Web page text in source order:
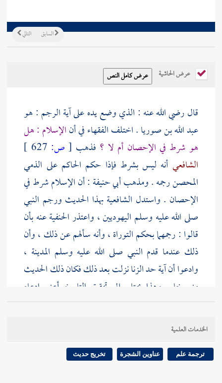
التالي السابق
عرض الحاشية
قال رضي الله عنه : الذي وضع يده على آية الرجم : هو
عبد الله بن صوريا. اختلف الفقهاء في أنالإسلام : هل
هو شرط في الإحصان أم لا ؟ فذهب [ ص:
الشافعي أنه ليس بشرط فإذا حكم الحاكم على الذمي
المحصن رجمه . ومذهبأبي حنيفة : أن الإسلام شرط في
الإحصان . واستدل الشافعية بهذا الحديث ورجم النبي
صلى الله عليه وسلم اليهوديين ، واعتذر الحنفية عنه بأن
قالوا : رجمهما بحكم التوراة ، وأنه سألهم عن ذلك ، وأن
ذلك عندما قدم النبي صلى الله عليه وسلم المدينة ،
وادعوا أن آية حد الزنا نزلت بعد ذلك فكان ذلك الحديث
منسوخا . وهذا يحتاج إلى تحقيق التاريخ أعني ادعاء
النسخ . وقوله " فرأيت الرجل يجنأ على المرأة " الجيد في
الرواية " يجنأ " بفتح الياء وسكون الجيم وفتح النون ،
والهمزة : أي يميل ، ومنه الجنى ، قال الشاعر :
وبدلتني بالشطاط الجنى وكنت كالصعدة تحت السنان
الخدمات العلمية
ترجمة علم عناوين الشجرة تخريج حديث